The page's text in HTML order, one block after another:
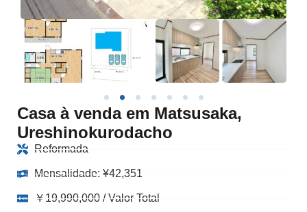
Casa à venda em Matsusaka,
Ureshinokurodacho
Reformada
Mensalidade: ¥42,351
￥19,990,000 / Valor Total